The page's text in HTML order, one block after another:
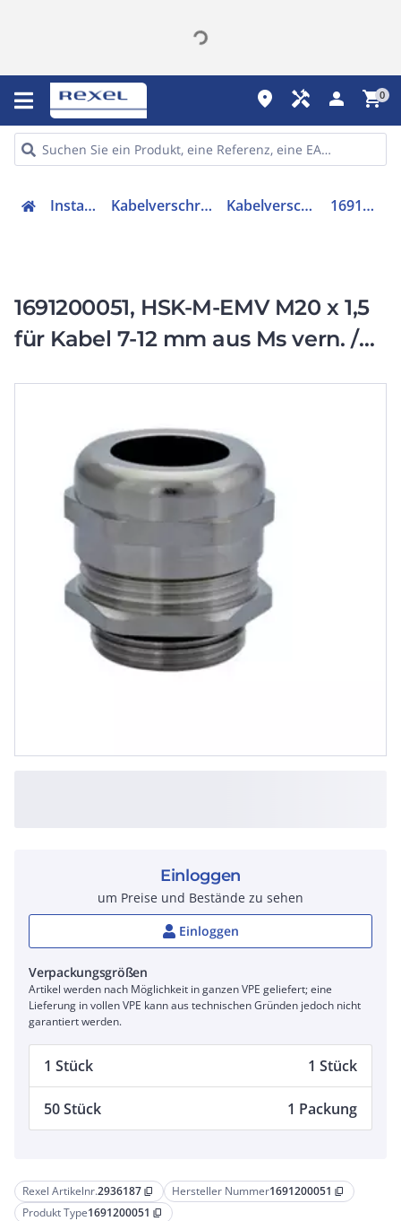
place handyman person shopping_cart0
Installation Kabelverschraubungen Kabelverschraubung 1691200051
1691200051, HSK-M-EMV M20 x 1,5
für Kabel 7-12 mm aus Ms vern. /
Rexel Artikelnr.2936187 content_copy Hersteller Nummer1691200051 content_copy
Produkt Type1691200051 content_copy
Einloggen
um Preise und Bestände zu sehen
Einloggen
Verpackungsgrößen
Artikel werden nach Möglichkeit in ganzen VPE geliefert; eine
Lieferung in vollen VPE kann aus technischen Gründen jedoch nicht
garantiert werden.
1 Stück 1 Stück
50 Stück 1 Packung